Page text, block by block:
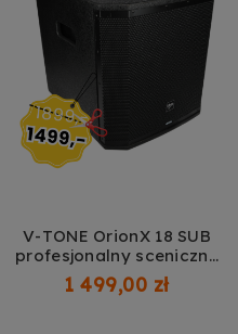
V-TONE OrionX 18 SUB
profesjonalny sceniczny
subwoofer aktywny bas
18" 400W RMS
1 499,00 zł